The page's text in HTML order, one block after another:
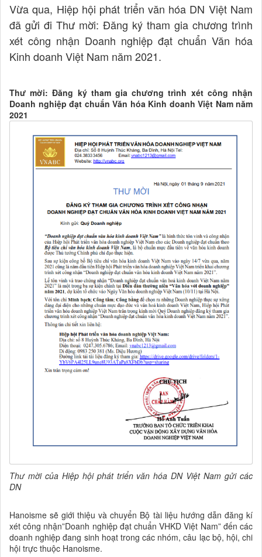
Vừa qua, Hiệp hội phát triển văn hóa DN Việt Nam
đã gửi đi Thư mời: Đăng ký tham gia chương trình
xét công nhận Doanh nghiệp đạt chuẩn Văn hóa
Kinh doanh Việt Nam năm 2021.
Thư mời: Đăng ký tham gia chương trình xét công nhận
Doanh nghiệp đạt chuẩn Văn hóa Kinh doanh Việt Nam năm
2021
Thư mời của Hiệp hội phát triển văn hóa DN Việt Nam gửi các
DN
Hanoisme sẽ giới thiệu và chuyển Bộ tài liệu hướng dẫn đăng kí
xét công nhận”Doanh nghiệp đạt chuẩn VHKD Việt Nam” đến các
doanh nghiệp đang sinh hoạt trong các nhóm, câu lạc bộ, hội, chi
hội trực thuộc Hanoisme.